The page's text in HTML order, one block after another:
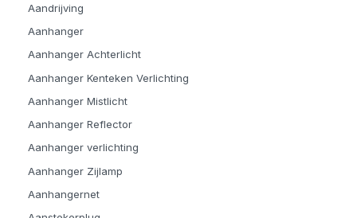
Aandrijving
Aanhanger
Aanhanger Achterlicht
Aanhanger Kenteken Verlichting
Aanhanger Mistlicht
Aanhanger Reflector
Aanhanger verlichting
Aanhanger Zijlamp
Aanhangernet